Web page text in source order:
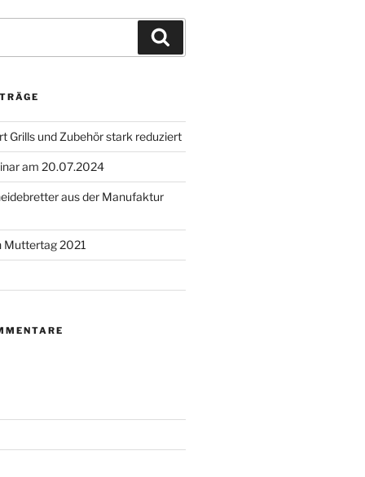
Grills und Zubehör stark reduziert
am 20.07.2024
aus der Manufaktur
Muttertag 2021